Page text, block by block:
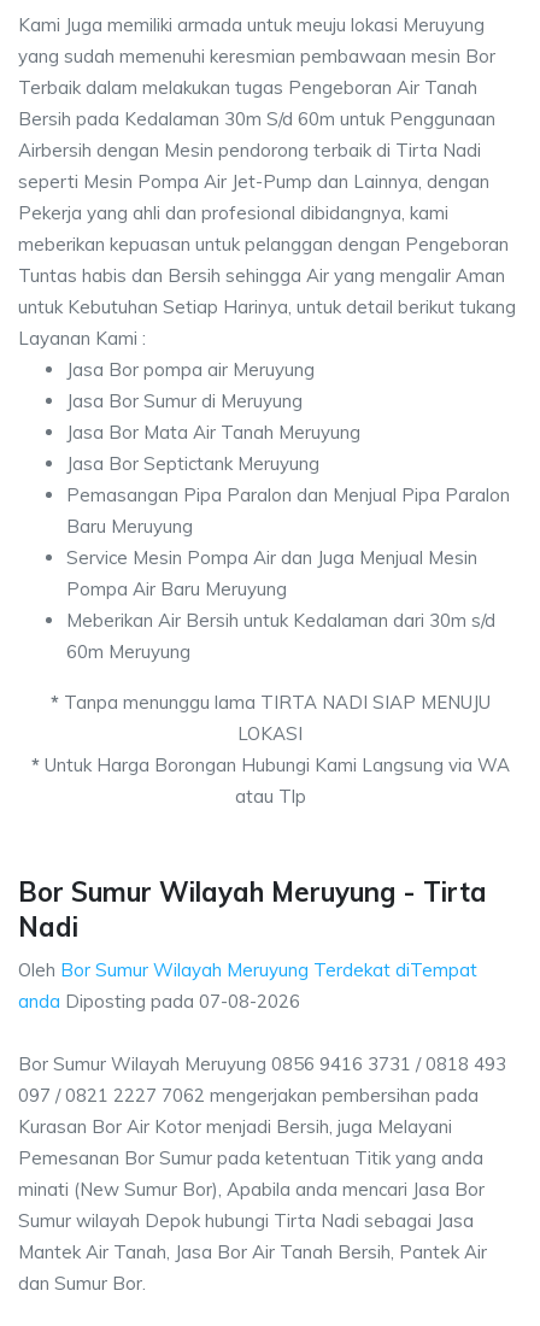
Kami Juga memiliki armada untuk meuju lokasi Meruyung
yang sudah memenuhi keresmian pembawaan mesin Bor
Terbaik dalam melakukan tugas Pengeboran Air Tanah
Bersih pada Kedalaman 30m S/d 60m untuk Penggunaan
Airbersih dengan Mesin pendorong terbaik di Tirta Nadi
seperti Mesin Pompa Air Jet-Pump dan Lainnya, dengan
Pekerja yang ahli dan profesional dibidangnya, kami
meberikan kepuasan untuk pelanggan dengan Pengeboran
Tuntas habis dan Bersih sehingga Air yang mengalir Aman
untuk Kebutuhan Setiap Harinya, untuk detail berikut tukang
Layanan Kami :
Jasa Bor pompa air Meruyung
Jasa Bor Sumur di Meruyung
Jasa Bor Mata Air Tanah Meruyung
Jasa Bor Septictank Meruyung
Pemasangan Pipa Paralon dan Menjual Pipa Paralon
Baru Meruyung
Service Mesin Pompa Air dan Juga Menjual Mesin
Pompa Air Baru Meruyung
Meberikan Air Bersih untuk Kedalaman dari 30m s/d
60m Meruyung
*Tanpa menunggu lama TIRTA NADI SIAP MENUJU
LOKASI
*Untuk Harga Borongan Hubungi Kami Langsung via WA
atau Tlp
Bor Sumur Wilayah Meruyung - Tirta
Nadi
Oleh Bor Sumur Wilayah Meruyung Terdekat diTempat
anda Diposting pada 07-08-2026
Bor Sumur Wilayah Meruyung 0856 9416 3731 / 0818 493
097 / 0821 2227 7062 mengerjakan pembersihan pada
Kurasan Bor Air Kotor menjadi Bersih, juga Melayani
Pemesanan Bor Sumur pada ketentuan Titik yang anda
minati (New Sumur Bor), Apabila anda mencari Jasa Bor
Sumur wilayah Depok hubungi Tirta Nadi sebagai Jasa
Mantek Air Tanah, Jasa Bor Air Tanah Bersih, Pantek Air
dan Sumur Bor.